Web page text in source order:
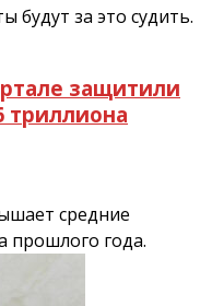
будут за это судить.
защитили
триллиона
средние
прошлого года.